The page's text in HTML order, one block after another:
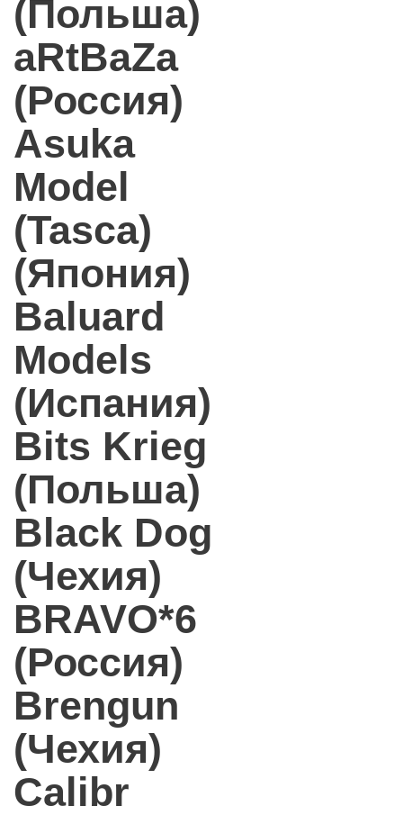
(Польша)
aRtBaZa
(Россия)
Asuka
Model
(Tasca)
(Япония)
Baluard
Models
(Испания)
Bits Krieg
(Польша)
Black Dog
(Чехия)
BRAVO*6
(Россия)
Brengun
(Чехия)
Calibr